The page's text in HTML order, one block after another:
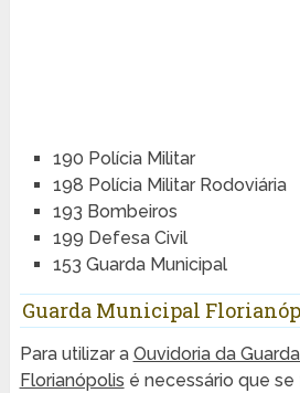
190 Polícia Militar
198 Polícia Militar Rodoviária
193 Bombeiros
199 Defesa Civil
153 Guarda Municipal
Guarda Municipal
Para utilizar a Ouvidoria da
Florianópolis é necessário que